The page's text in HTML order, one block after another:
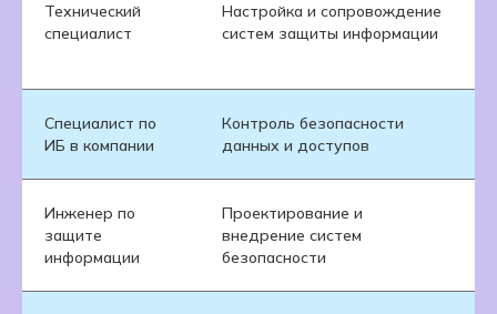
Технический
специалист
Настройка и сопровождение
систем защиты информации
Специалист по
ИБ в компании
Контроль безопасности
данных и доступов
Инженер по
защите
информации
Проектирование и
внедрение систем
безопасности